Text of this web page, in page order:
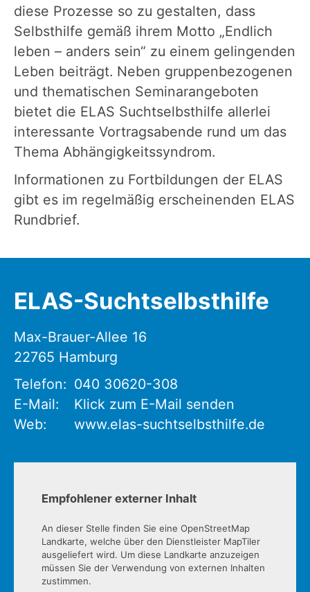
diese Prozesse so zu gestalten, dass
Selbsthilfe gemäß ihrem Motto „Endlich
leben – anders sein“ zu einem gelingenden
Leben beiträgt. Neben gruppenbezogenen
und thematischen Seminarangeboten
bietet die ELAS Suchtselbsthilfe allerlei
interessante Vortragsabende rund um das
Thema Abhängigkeitssyndrom.
Informationen zu Fortbildungen der ELAS
gibt es im regelmäßig erscheinenden ELAS
Rundbrief.
ELAS-Suchtselbsthilfe
Max-Brauer-Allee 16
22765 Hamburg
Telefon: 040 30620-308
E-Mail:
Klick zum E-Mail senden
Web:
www.elas-suchtselbsthilfe.de
Empfohlener externer Inhalt
An dieser Stelle finden Sie eine OpenStreetMap
Landkarte, welche über den Dienstleister MapTiler
ausgeliefert wird. Um diese Landkarte anzuzeigen
müssen Sie der Verwendung von externen Inhalten
zustimmen.